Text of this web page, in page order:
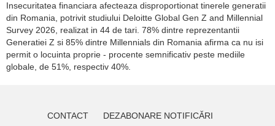
Insecuritatea financiara afecteaza disproportionat tinerele generatii
din Romania, potrivit studiului Deloitte Global Gen Z and Millennial
Survey 2026, realizat in 44 de tari. 78% dintre reprezentantii
Generatiei Z si 85% dintre Millennials din Romania afirma ca nu isi
permit o locuinta proprie - procente semnificativ peste mediile
globale, de 51%, respectiv 40%.
CONTACT DEZABONARE NOTIFICĂRI